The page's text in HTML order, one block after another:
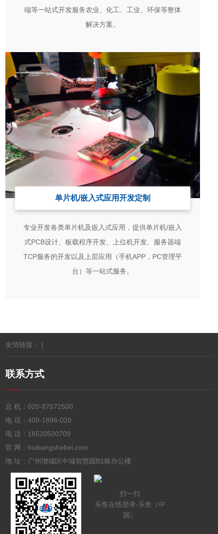
端等一站式开发服务农业、化工、工业、环保等整体
解决方案。
单片机/嵌入式应用开发定制
专业开发各类单片机及嵌入式应用，提供单片机/嵌入
式PCB设计、板载程序开发、上位机开发、服务器端
TCP服务的开发以及上层应用（手机APP，PC管理平
台）等一站式服务。
友情链接： |
联系方式
总 机：020-87572500
电 话：400-1898-020
电 话： 18520500709
官 网：huibangshebei.com
地 址：广州增城区中城智慧园B1栋办公楼
扫一扫
乐鱼在线登录-乐鱼（中
国）